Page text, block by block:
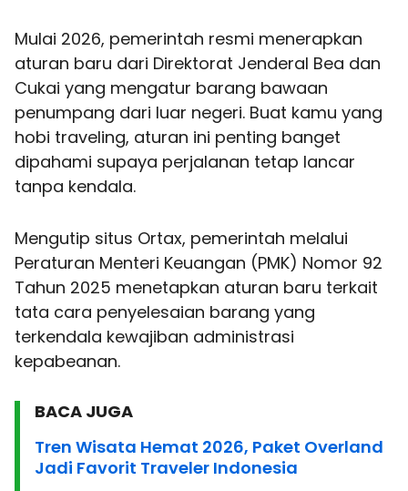
Mulai 2026, pemerintah resmi menerapkan
aturan baru dari Direktorat Jenderal Bea dan
Cukai yang mengatur barang bawaan
penumpang dari luar negeri. Buat kamu yang
hobi traveling, aturan ini penting banget
dipahami supaya perjalanan tetap lancar
tanpa kendala.
Mengutip situs Ortax, pemerintah melalui
Peraturan Menteri Keuangan (PMK) Nomor 92
Tahun 2025 menetapkan aturan baru terkait
tata cara penyelesaian barang yang
terkendala kewajiban administrasi
kepabeanan.
BACA JUGA
Tren Wisata Hemat 2026, Paket Overland
Jadi Favorit Traveler Indonesia